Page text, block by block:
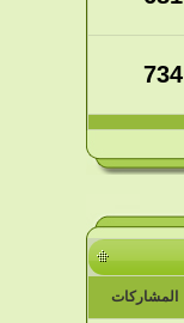
734
المشاركات